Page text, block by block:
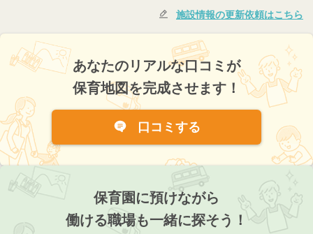
施設情報の更新依頼はこちら
あなたのリアルな口コミが
保育地図を完成させます！
口コミする
保育園に預けながら
働ける職場も一緒に探そう！